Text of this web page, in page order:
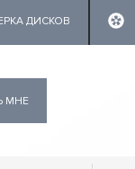
ДИСКОВ
МНЕ